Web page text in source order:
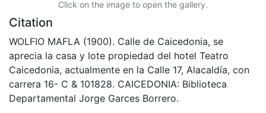
Click on the image to open the gallery.
Citation
WOLFIO MAFLA (1900). Calle de Caicedonia, se
aprecia la casa y lote propiedad del hotel Teatro
Caicedonia, actualmente en la Calle 17, Alacaldía, con
carrera 16- C & 101828. CAICEDONIA: Biblioteca
Departamental Jorge Garces Borrero.